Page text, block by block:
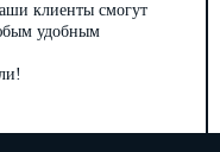
клиенты смогут
удобным